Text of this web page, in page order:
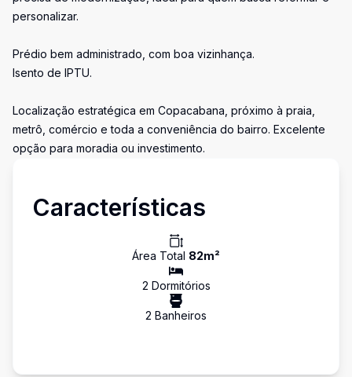
personalizar.
Prédio bem administrado, com boa vizinhança.
Isento de IPTU.
Localização estratégica em Copacabana, próximo à praia,
metrô, comércio e toda a conveniência do bairro. Excelente
opção para moradia ou investimento.
Características
Área Total 82m²
2 Dormitórios
2 Banheiros